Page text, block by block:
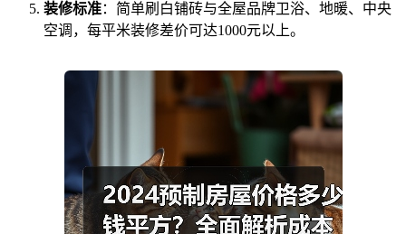
装修标准：简单刷白铺砖与全屋品牌卫浴、地暖、中央
空调，每平米装修差价可达1000元以上。